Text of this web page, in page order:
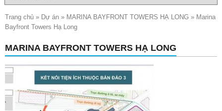
Trang chủ » Dự án » MARINA BAYFRONT TOWERS HẠ LONG » Marina
Bayfront Towers Hạ Long
MARINA BAYFRONT TOWERS HẠ LONG